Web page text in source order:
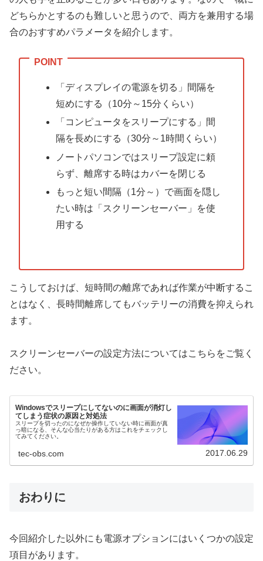
どちらかとするのも難しいと思うので、両方を兼用する場
合のおすすめパラメータを紹介します。
「ディスプレイの電源を切る」間隔を
短めにする（10分～15分くらい）
「コンピュータをスリープにする」間
隔を長めにする（30分～1時間くらい）
ノートパソコンではスリープ設定に頼
らず、離席する時はカバーを閉じる
もっと短い間隔（1分～）で画面を隠し
たい時は「スクリーンセーバー」を使
用する
こうしておけば、短時間の離席であれば作業が中断するこ
とはなく、長時間離席してもバッテリーの消費を抑えられ
ます。
スクリーンセーバーの設定方法についてはこちらをご覧く
ださい。
Windowsでスリープにしてないのに画面が消灯し
てしまう症状の原因と対処法
スリープを切ったのになぜか操作していない時に画面が真
っ暗になる、そんな心当たりがある方はこれをチェックし
てみてください。
tec-obs.com 2017.06.29
おわりに
今回紹介した以外にも電源オプションにはいくつかの設定
項目があります。